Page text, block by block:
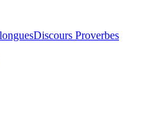
Discours Proverbes